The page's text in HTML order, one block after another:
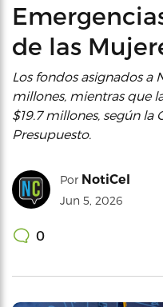
de las
Los fondos asignados a
millones, mientras que
$19.7 millones, según la
Presupuesto.
Por NotiCel
Jun 5, 2026
0